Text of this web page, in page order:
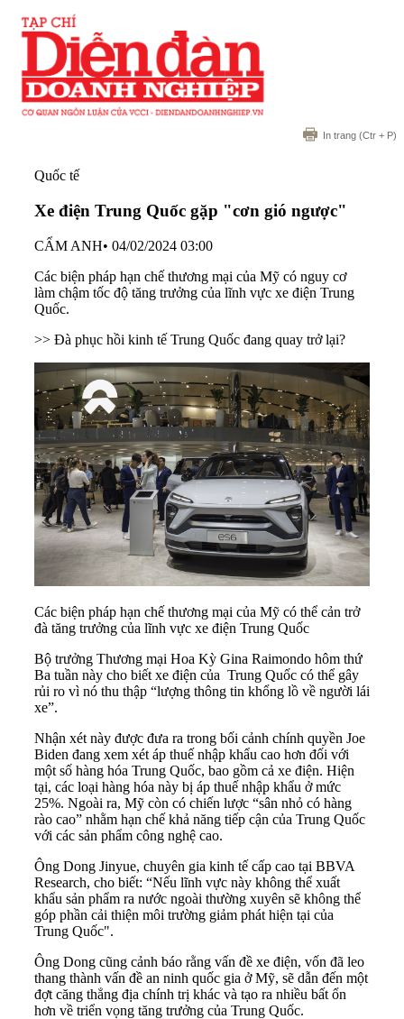
In trang (Ctr + P)
Quốc tế
Xe điện Trung Quốc gặp "cơn gió ngược"
CẨM ANH• 04/02/2024 03:00
Các biện pháp hạn chế thương mại của Mỹ có nguy cơ
làm chậm tốc độ tăng trưởng của lĩnh vực xe điện Trung
Quốc.
>> Đà phục hồi kinh tế Trung Quốc đang quay trở lại?
Các biện pháp hạn chế thương mại của Mỹ có thể cản trở
đà tăng trưởng của lĩnh vực xe điện Trung Quốc
Bộ trưởng Thương mại Hoa Kỳ Gina Raimondo hôm thứ
Ba tuần này cho biết xe điện của Trung Quốc có thể gây
rủi ro vì nó thu thập “lượng thông tin khổng lồ về người lái
xe”.
Nhận xét này được đưa ra trong bối cảnh chính quyền Joe
Biden đang xem xét áp thuế nhập khẩu cao hơn đối với
một số hàng hóa Trung Quốc, bao gồm cả xe điện. Hiện
tại, các loại hàng hóa này bị áp thuế nhập khẩu ở mức
25%. Ngoài ra, Mỹ còn có chiến lược “sân nhỏ có hàng
rào cao” nhằm hạn chế khả năng tiếp cận của Trung Quốc
với các sản phẩm công nghệ cao.
Ông Dong Jinyue, chuyên gia kinh tế cấp cao tại BBVA
Research, cho biết: “Nếu lĩnh vực này không thể xuất
khẩu sản phẩm ra nước ngoài thường xuyên sẽ không thể
góp phần cải thiện môi trường giảm phát hiện tại của
Trung Quốc".
Ông Dong cũng cảnh báo rằng vấn đề xe điện, vốn đã leo
thang thành vấn đề an ninh quốc gia ở Mỹ, sẽ dẫn đến một
đợt căng thẳng địa chính trị khác và tạo ra nhiều bất ổn
hơn về triển vọng tăng trưởng của Trung Quốc.